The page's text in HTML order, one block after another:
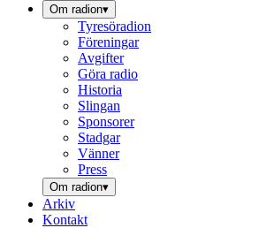
Om radion▾
Tyresöradion
Föreningar
Avgifter
Göra radio
Historia
Slingan
Sponsorer
Stadgar
Vänner
Press
Om radion▾
Arkiv
Kontakt